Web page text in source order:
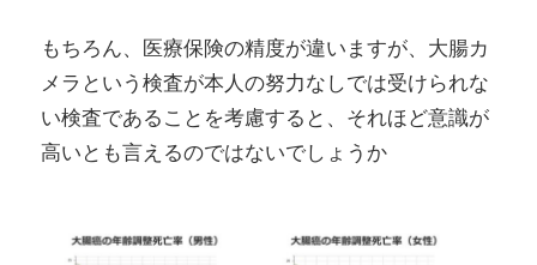
もちろん、医療保険の精度が違いますが、大腸カ
メラという検査が本人の努力なしでは受けられな
い検査であることを考慮すると、それほど意識が
高いとも言えるのではないでしょうか